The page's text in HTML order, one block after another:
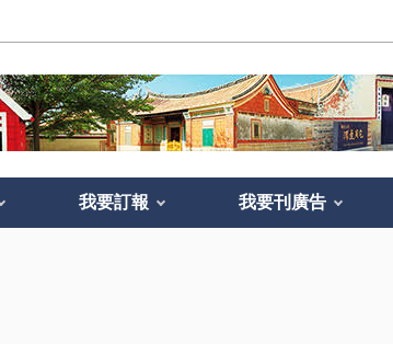
我要訂報 我要刊廣告